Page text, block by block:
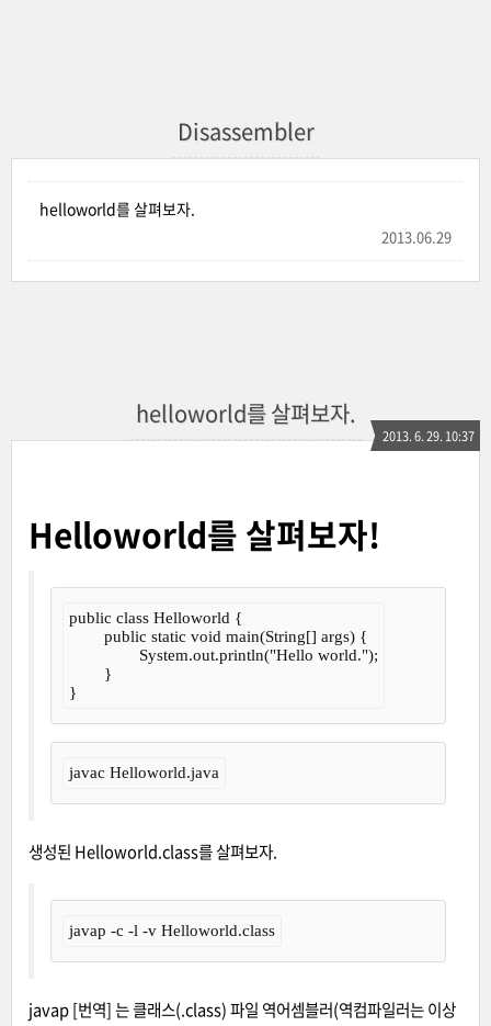
Disassembler
helloworld를 살펴보자.
2013.06.29
helloworld를 살펴보자.
2013. 6. 29. 10:37
Helloworld를 살펴보자!
public class Helloworld {
}
javac Helloworld.java
생성된 Helloworld.class를 살펴보자.
javap -c -l -v Helloworld.class
javap[번역] 는 클래스(.class) 파일 역어셈블러(역컴파일러는 이상